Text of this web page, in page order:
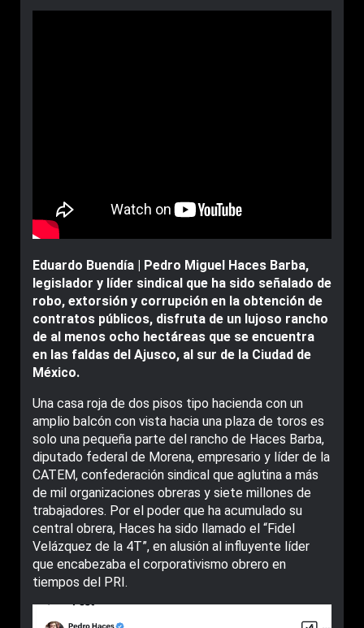
Eduardo Buendía | Pedro Miguel Haces Barba,
legislador y líder sindical que ha sido señalado de
robo, extorsión y corrupción en la obtención de
contratos públicos, disfruta de un lujoso rancho
de al menos ocho hectáreas que se encuentra
en las faldas del Ajusco, al sur de la Ciudad de
México.
Una casa roja de dos pisos tipo hacienda con un
amplio balcón con vista hacia una plaza de toros es
solo una pequeña parte del rancho de Haces Barba,
diputado federal de Morena, empresario y líder de la
CATEM, confederación sindical que aglutina a más
de mil organizaciones obreras y siete millones de
trabajadores. Por el poder que ha acumulado su
central obrera, Haces ha sido llamado el “Fidel
Velázquez de la 4T”, en alusión al influyente líder
que encabezaba el corporativismo obrero en
tiempos del PRI.